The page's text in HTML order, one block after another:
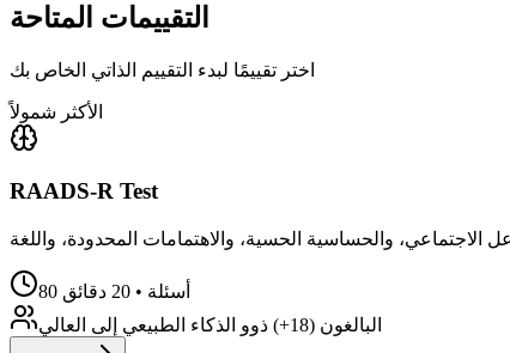
التقييمات المتاحة
اختر تقييمًا لبدء التقييم الذاتي الخاص بك
الأكثر شمولاً
RAADS-R Test
80 أسئلة • 20 دقائق
البالغون (18+) ذوو الذكاء الطبيعي إلى العالي